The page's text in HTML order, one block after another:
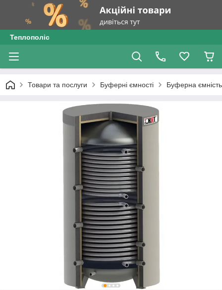
Теплополіс
Товари та послуги Буферні ємності Буферна